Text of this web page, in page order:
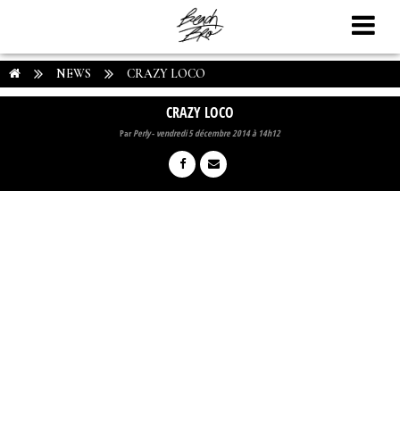
NEWS CRAZY LOCO
CRAZY LOCO
ParPerly- vendredi 5 décembre 2014 à 14h12